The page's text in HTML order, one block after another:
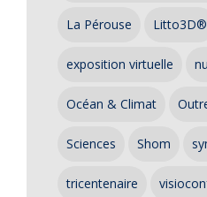
La Pérouse Litto3D®
exposition virtuelle
Océan & Climat
Sciences Shom
tricentenaire